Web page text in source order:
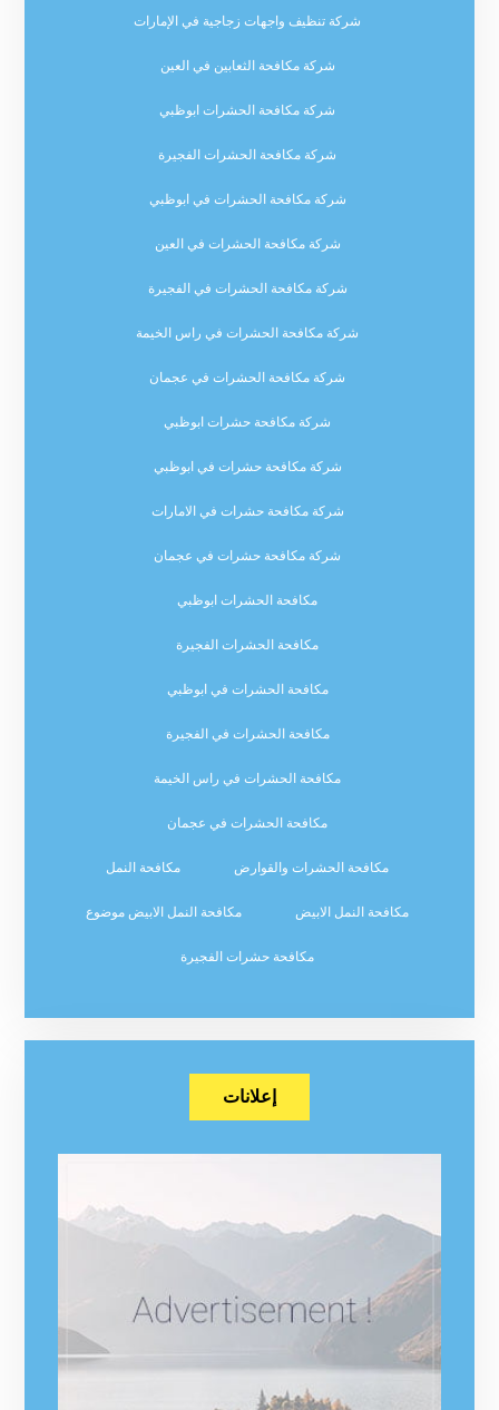
شركة تنظيف واجهات زجاجية في الإمارات
شركة مكافحة الثعابين في العين
شركة مكافحة الحشرات ابوظبي
شركة مكافحة الحشرات الفجيرة
شركة مكافحة الحشرات في ابوظبي
شركة مكافحة الحشرات في العين
شركة مكافحة الحشرات في الفجيرة
شركة مكافحة الحشرات في راس الخيمة
شركة مكافحة الحشرات في عجمان
شركة مكافحة حشرات ابوظبي
شركة مكافحة حشرات في ابوظبي
شركة مكافحة حشرات في الامارات
شركة مكافحة حشرات في عجمان
مكافحة الحشرات ابوظبي
مكافحة الحشرات الفجيرة
مكافحة الحشرات في ابوظبي
مكافحة الحشرات في الفجيرة
مكافحة الحشرات في راس الخيمة
مكافحة الحشرات في عجمان
مكافحة الحشرات والقوارض مكافحة النمل
مكافحة النمل الابيض مكافحة النمل الابيض موضوع
مكافحة حشرات الفجيرة
إعلانات